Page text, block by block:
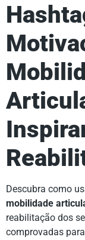
Descubra como
mobilidade
reabilitação dos
comprovadas